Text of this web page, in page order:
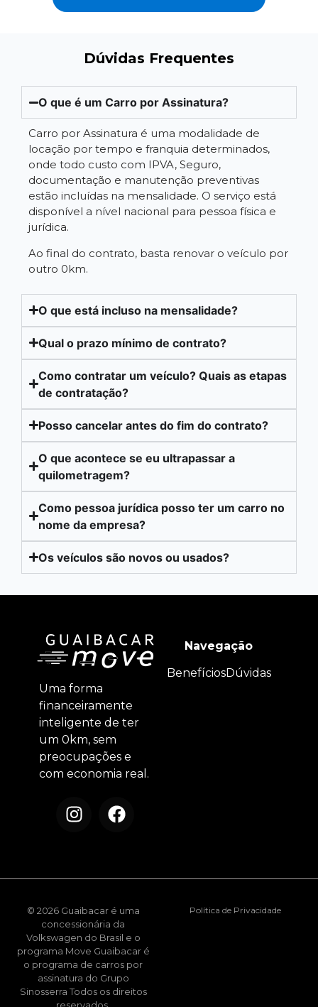
Dúvidas Frequentes
O que é um Carro por Assinatura?
Carro por Assinatura é uma modalidade de
locação por tempo e franquia determinados,
onde todo custo com IPVA, Seguro,
documentação e manutenção preventivas
estão incluídas na mensalidade. O serviço está
disponível a nível nacional para pessoa física e
jurídica.
Ao final do contrato, basta renovar o veículo por
outro 0km.
O que está incluso na mensalidade?
Qual o prazo mínimo de contrato?
Como contratar um veículo? Quais as etapas
de contratação?
Posso cancelar antes do fim do contrato?
O que acontece se eu ultrapassar a
quilometragem?
Como pessoa jurídica posso ter um carro no
nome da empresa?
Os veículos são novos ou usados?
Uma forma
financeiramente
inteligente de ter
um 0km, sem
preocupações e
com economia real.
Navegação
BenefíciosDúvidas
© 2026 Guaibacar é uma
concessionária da
Volkswagen do Brasil e o
programa Move Guaibacar é
o programa de carros por
assinatura do Grupo
Sinosserra Todos os direitos
Política de Privacidade